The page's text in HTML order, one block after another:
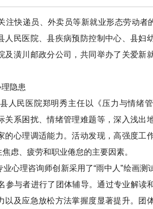
快递员、外卖员等新就业形态劳动者
人民医院、县疾病预防控制中心、县妇
及潢川邮政分公司，共同举办了关爱新
隐患
民医院郑明秀主任以《压力与情绪管
关系困扰、情绪管理难题等，深入浅出
的心理调适能力。活动发现，高强度工
虑、疲劳和职业倦怠的主要因素。
理咨询师创新采用了“雨中人”绘画测
参与者进行了团体辅导。通过专业解读
及应急放松方法掌握度显著提升。团